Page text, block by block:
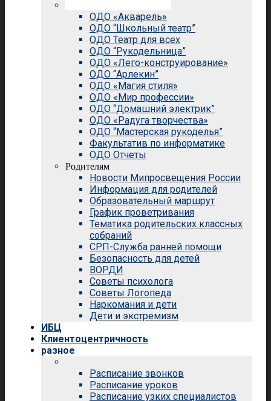
ОДО «Акварель»
ОДО “Школьный театр”
ОДО Театр для всех
ОДО “Рукодельница”
ОДО «Лего-конструирование»
ОДО “Арлекин”
ОДО «Магия стиля»
ОДО «Мир профессии»
ОДО “Домашний электрик”
ОДО «Радуга творчества»
ОДО “Мастерская рукоделья”
Факультатив по информатике
ОДО Отчеты
Родителям
Новости Мипросвещения России
Информация для родителей
Образовательный маршрут
График проветривания
Тематика родительских классных
собраний
СРП-Служба ранней помощи
Безопасность для детей
ВОРДИ
Советы психолога
Советы Логопеда
Наркомания и дети
Дети и экстремизм
ИБЦ
Клиентоцентричность
разное
Расписание звонков
Расписание уроков
Расписание узких специалистов